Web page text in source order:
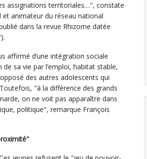
assignations territoriales…", constate
animateur du réseau national
dans la revue Rhizome datée
affirmé d’une intégration sociale
sa vie par l’emploi, habitat stable,
des autres adolescents qui
"à la différence des grands
on ne voit pas apparaître dans
politique", remarque François